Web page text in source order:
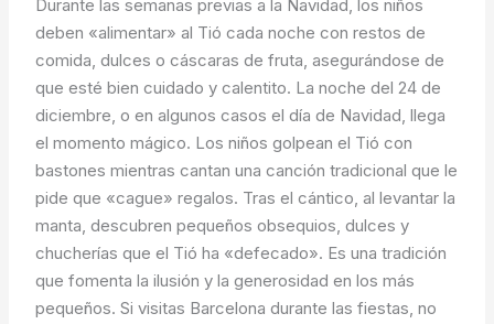
Durante las semanas previas a la Navidad, los niños
deben «alimentar» al Tió cada noche con restos de
comida, dulces o cáscaras de fruta, asegurándose de
que esté bien cuidado y calentito. La noche del 24 de
diciembre, o en algunos casos el día de Navidad, llega
el momento mágico. Los niños golpean el Tió con
bastones mientras cantan una canción tradicional que le
pide que «cague» regalos. Tras el cántico, al levantar la
manta, descubren pequeños obsequios, dulces y
chucherías que el Tió ha «defecado». Es una tradición
que fomenta la ilusión y la generosidad en los más
pequeños. Si visitas Barcelona durante las fiestas, no